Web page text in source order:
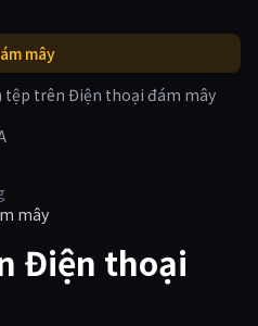
mây
tệp trên Điện thoại đám mây
mây
Điện thoại